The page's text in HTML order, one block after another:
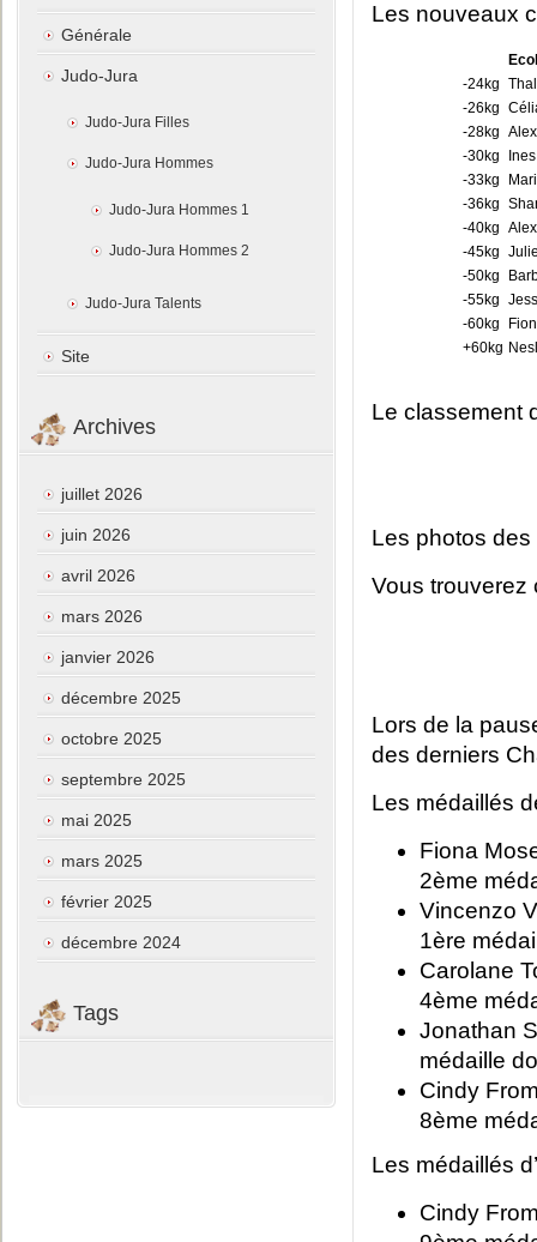
Les nouveaux
-24kg
-26kg
-28kg
-30kg
-33kg
-36kg
-40kg
-45kg
-50kg
-55kg
-60kg
+60kg
Le classement
Les photos
Vous trouverez
Lors de la
des derniers
Les médaillés
Fiona
2ème
Vincenzo
1ère
Carolane
4ème
Jonathan
médaille
Cindy
8ème
Les médaillés
Cindy
Générale
Judo-Jura
Judo-Jura Filles
Judo-Jura Hommes
Judo-Jura Hommes 1
Judo-Jura Hommes 2
Judo-Jura Talents
Site
Archives
juillet 2026
juin 2026
avril 2026
mars 2026
janvier 2026
décembre 2025
octobre 2025
septembre 2025
mai 2025
mars 2025
février 2025
décembre 2024
Tags